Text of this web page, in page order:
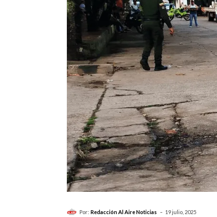
Por: Redacción Al Aire Noticias - 19 julio, 2025